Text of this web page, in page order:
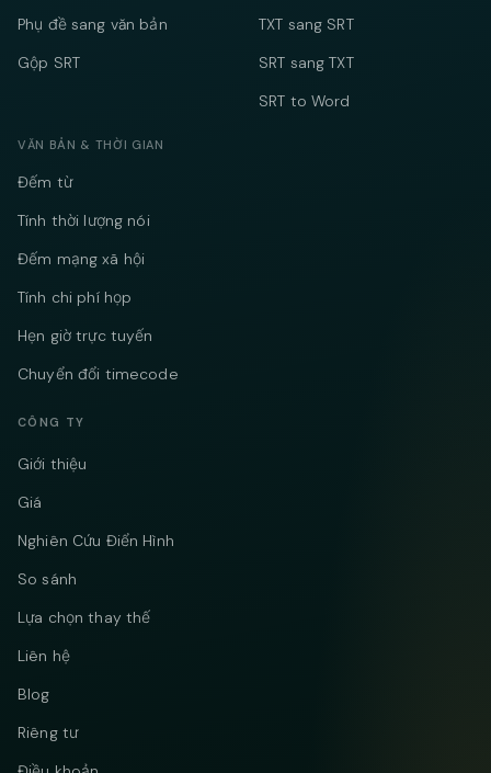
Phụ đề sang văn bản
Gộp SRT
TXT sang SRT
SRT sang TXT
SRT to Word
VĂN BẢN & THỜI GIAN
Đếm từ
Tính thời lượng nói
Đếm mạng xã hội
Tính chi phí họp
Hẹn giờ trực tuyến
Chuyển đổi timecode
CÔNG TY
Giới thiệu
Giá
Nghiên Cứu Điển Hình
So sánh
Lựa chọn thay thế
Liên hệ
Blog
Riêng tư